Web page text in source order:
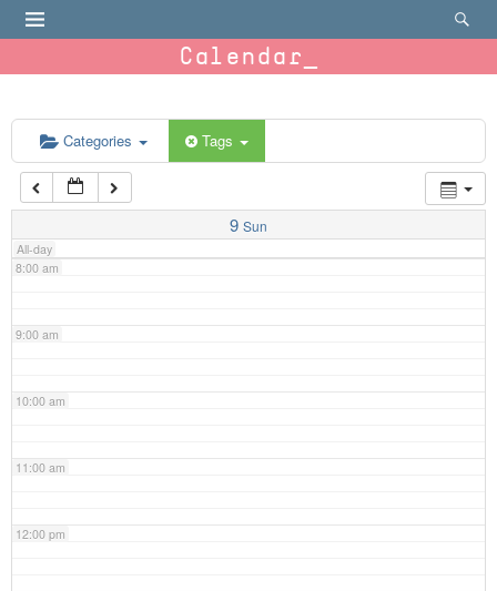
Calendar
Categories Tags
9 Sun
All-day
6:00 am
7:00 am
8:00 am
9:00 am
10:00 am
11:00 am
12:00 pm